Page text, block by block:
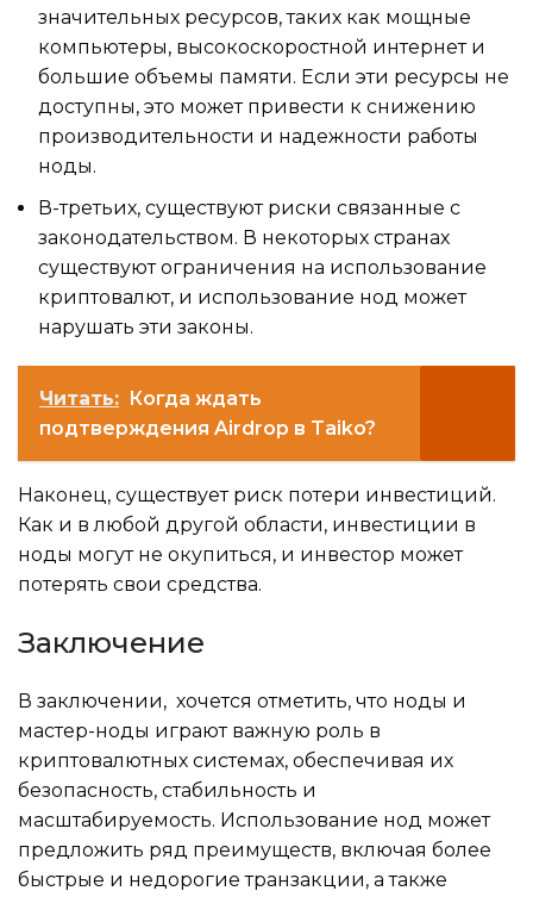
значительных ресурсов, таких как мощные
компьютеры, высокоскоростной интернет и
большие объемы памяти. Если эти ресурсы не
доступны, это может привести к снижению
производительности и надежности работы
ноды.
В-третьих, существуют риски связанные с
законодательством. В некоторых странах
существуют ограничения на использование
криптовалют, и использование нод может
нарушать эти законы.
Читать:
Когда ждать
подтверждения Airdrop в Taiko?
Наконец, существует риск потери инвестиций.
Как и в любой другой области, инвестиции в
ноды могут не окупиться, и инвестор может
потерять свои средства.
Заключение
В заключении, хочется отметить, что ноды и
мастер-ноды играют важную роль в
криптовалютных системах, обеспечивая их
безопасность, стабильность и
масштабируемость. Использование нод может
предложить ряд преимуществ, включая более
быстрые и недорогие транзакции, а также